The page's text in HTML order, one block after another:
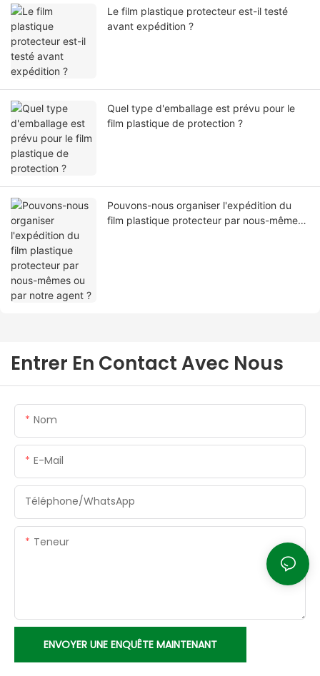
Le film plastique protecteur est-il testé
avant expédition ?
Quel type d'emballage est prévu pour le
film plastique de protection ?
Pouvons-nous organiser l'expédition du
film plastique protecteur par nous-mêmes
Entrer En Contact Avec Nous
Nom
E-Mail
Téléphone/WhatsApp
Teneur
ENVOYER UNE ENQUÊTE MAINTENANT